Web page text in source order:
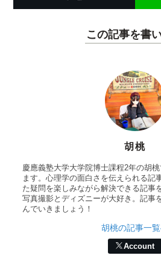
この記事を書
胡桃
慶應義塾大学大学院博士課程2年の胡
ます。心理学の面白さを伝えられる記
た疑問を楽しみながら解決できる記事
写真撮影とディズニーが大好き。記事
んでいきましょう！
胡桃の記事一
Account